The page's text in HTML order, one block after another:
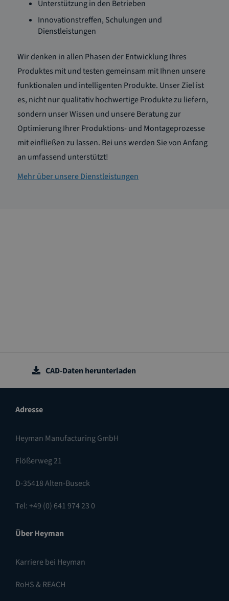
Unterstützung in den Betrieben
Innovationstreffen, Schulungen und
Dienstleistungen
Wir denken in allen Phasen der Entwicklung Ihres
Produktes mit und testen gemeinsam mit Ihnen unsere
funktionalen und intelligenten Produkte. Unser Ziel ist
es, nicht nur qualitativ hochwertige Produkte zu liefern,
sondern unser Wissen und unsere Beratung zur
Optimierung Ihrer Produktions- und Montageprozesse
mit einfließen zu lassen. Bei uns werden Sie von Anfang
an umfassend unterstützt!
Mehr über unsere Dienstleistungen
CAD-Daten herunterladen
Adresse
Heyman Manufacturing GmbH
Flößerweg 21
D-35418 Alten-Buseck
Tel: +49 (0) 641 974 23 0
Über Heyman
Karriere bei Heyman
RoHS & REACH